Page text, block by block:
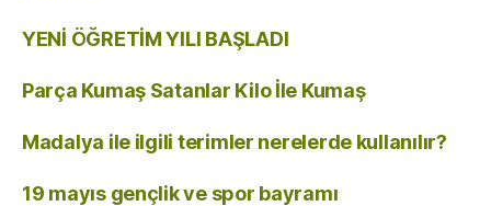
YENİ ÖĞRETİM YILI BAŞLADI
Parça Kumaş Satanlar Kilo İle Kumaş
Madalya ile ilgili terimler nerelerde kullanılır?
19 mayıs gençlik ve spor bayramı